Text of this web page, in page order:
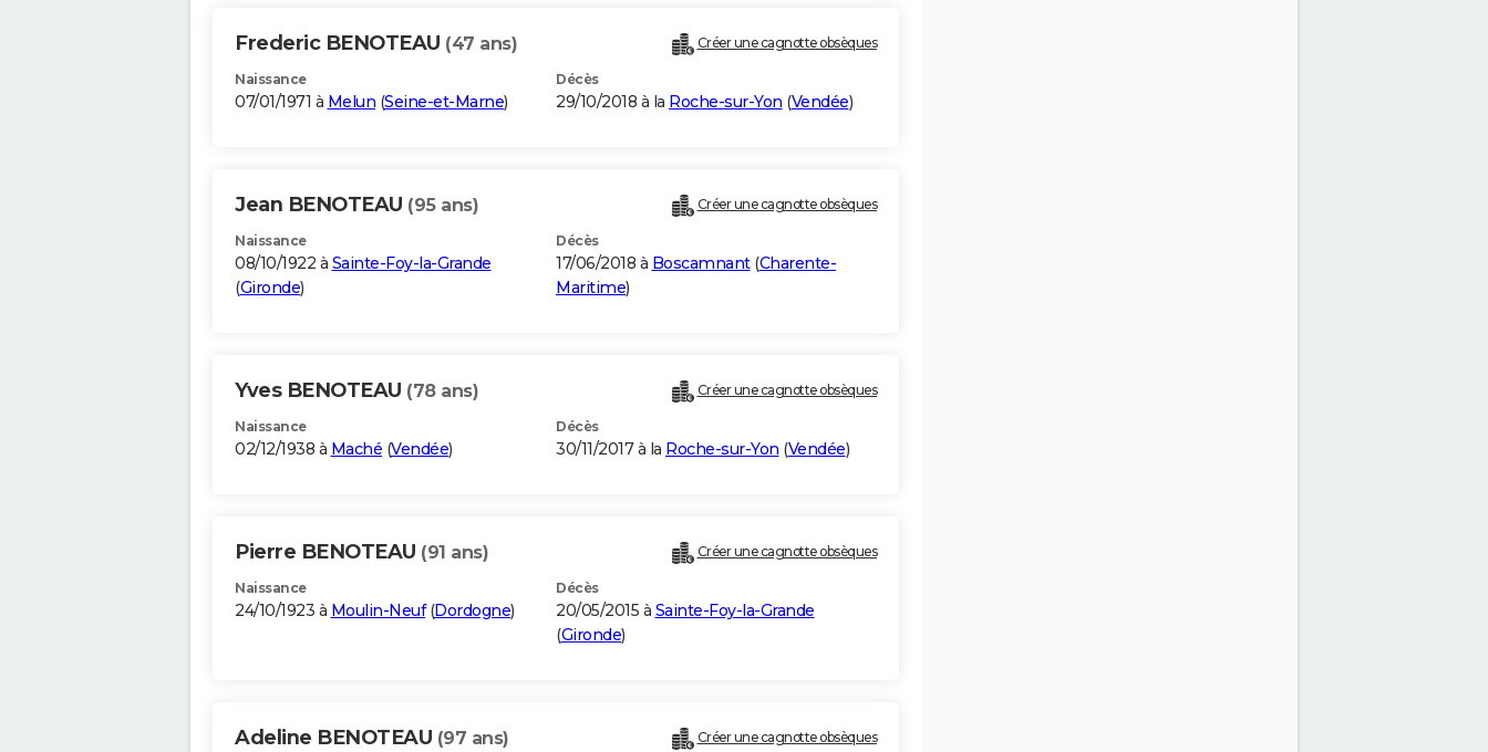
Frederic BENOTEAU (47 ans) Créer une cagnotte obsèques
Naissance
07/01/1971 à Melun (Seine-et-Marne)
Décès
29/10/2018 à la Roche-sur-Yon (Vendée)
Jean BENOTEAU (95 ans) Créer une cagnotte obsèques
Naissance
08/10/1922 à Sainte-Foy-la-Grande
(Gironde)
Décès
17/06/2018 à Boscamnant(Charente-
Maritime)
Yves BENOTEAU (78 ans) Créer une cagnotte obsèques
Naissance
02/12/1938 à Maché (Vendée)
Décès
30/11/2017 à la Roche-sur-Yon (Vendée)
Pierre BENOTEAU (91 ans) Créer une cagnotte obsèques
Naissance
24/10/1923 à Moulin-Neuf(Dordogne)
Décès
20/05/2015 à Sainte-Foy-la-Grande
(Gironde)
Adeline BENOTEAU (97 ans) Créer une cagnotte obsèques